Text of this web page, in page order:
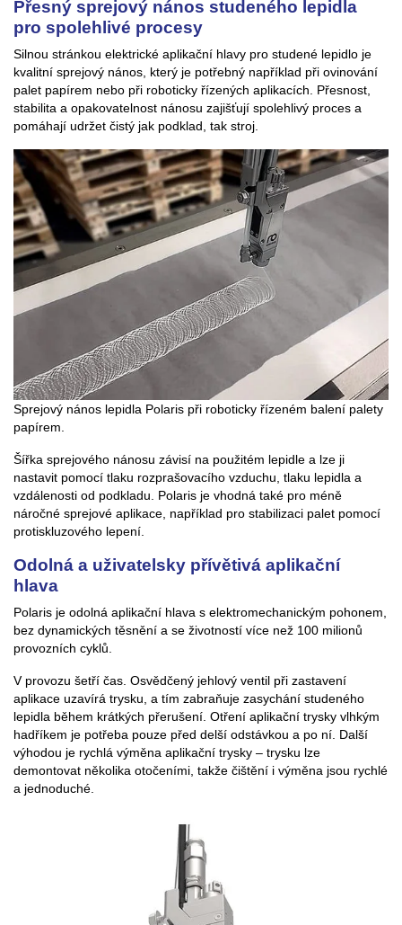
Přesný sprejový nános studeného lepidla
pro spolehlivé procesy
Silnou stránkou elektrické aplikační hlavy pro studené lepidlo je
kvalitní sprejový nános, který je potřebný například při ovinování
palet papírem nebo při roboticky řízených aplikacích. Přesnost,
stabilita a opakovatelnost nánosu zajišťují spolehlivý proces a
pomáhají udržet čistý jak podklad, tak stroj.
Sprejový nános lepidla Polaris při roboticky řízeném balení palety
papírem.
Šířka sprejového nánosu závisí na použitém lepidle a lze ji
nastavit pomocí tlaku rozprašovacího vzduchu, tlaku lepidla a
vzdálenosti od podkladu. Polaris je vhodná také pro méně
náročné sprejové aplikace, například pro stabilizaci palet pomocí
protiskluzového lepení.
Odolná a uživatelsky přívětivá aplikační
hlava
Polaris je odolná aplikační hlava s elektromechanickým pohonem,
bez dynamických těsnění a se životností více než 100 milionů
provozních cyklů.
V provozu šetří čas. Osvědčený jehlový ventil při zastavení
aplikace uzavírá trysku, a tím zabraňuje zasychání studeného
lepidla během krátkých přerušení. Otření aplikační trysky vlhkým
hadříkem je potřeba pouze před delší odstávkou a po ní. Další
výhodou je rychlá výměna aplikační trysky – trysku lze
demontovat několika otočeními, takže čištění i výměna jsou rychlé
a jednoduché.